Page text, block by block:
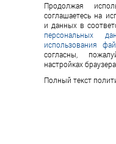
Продолжая
соглашаетесь на
и данных в
персональных
использования
согласны,
настройках браузера.
Полный текст